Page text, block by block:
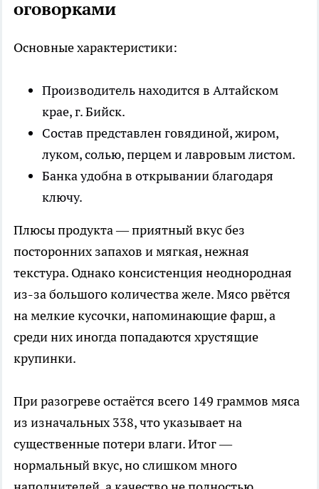
оговорками
Основные характеристики:
Производитель находится в Алтайском
крае, г. Бийск.
Состав представлен говядиной, жиром,
луком, солью, перцем и лавровым листом.
Банка удобна в открывании благодаря
ключу.
Плюсы продукта — приятный вкус без
посторонних запахов и мягкая, нежная
текстура. Однако консистенция неоднородная
из-за большого количества желе. Мясо рвётся
на мелкие кусочки, напоминающие фарш, а
среди них иногда попадаются хрустящие
крупинки.
При разогреве остаётся всего 149 граммов мяса
из изначальных 338, что указывает на
существенные потери влаги. Итог —
нормальный вкус, но слишком много